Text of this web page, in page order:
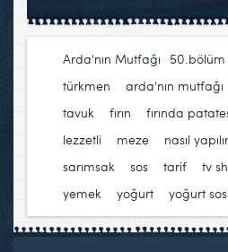
Arda'nın Mutfağı 50.bölüm
türkmen
arda'nın mutfağı
tavuk
fırın fırında
lezzetli
meze nasıl yapılır
sarımsak
sos tarif tv
yemek
yoğurt yoğurt sos